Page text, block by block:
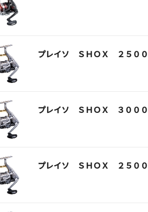
プレイソ ＳＨＯＸ ２５０
プレイソ ＳＨＯＸ ３００
プレイソ ＳＨＯＸ ２５０